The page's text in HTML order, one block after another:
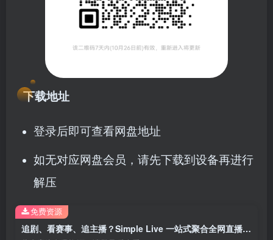
下载地址
登录后即可查看网盘地址
如无对应网盘会员，请先下载到设备再进行
解压
追剧、看赛事、追主播？Simple Live 一站式聚合全网直播资源！
免费资源